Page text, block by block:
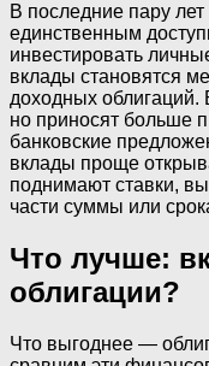
В последние пару
единственным
инвестировать
вклады становятся
доходных
но приносят больше
банковские
вклады проще
поднимают ставки,
части суммы или
Что лучше:
облигации?
Что выгоднее —‌